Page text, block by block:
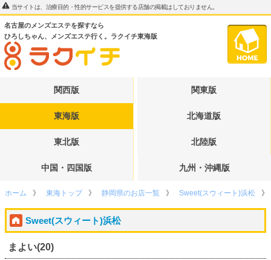
当サイトは、治療目的・性的サービスを提供する店舗の掲載はしておりません。
名古屋のメンズエステを探すなら
ひろしちゃん、メンズエステ行く。ラクイチ東海版
関西版 関東版
東海版 北海道版
東北版 北陸版
中国・四国版 九州・沖縄版
ホーム 東海トップ 静岡県のお店一覧 Sweet(スウィート)浜松
Sweet(スウィート)浜松
まよい(20)